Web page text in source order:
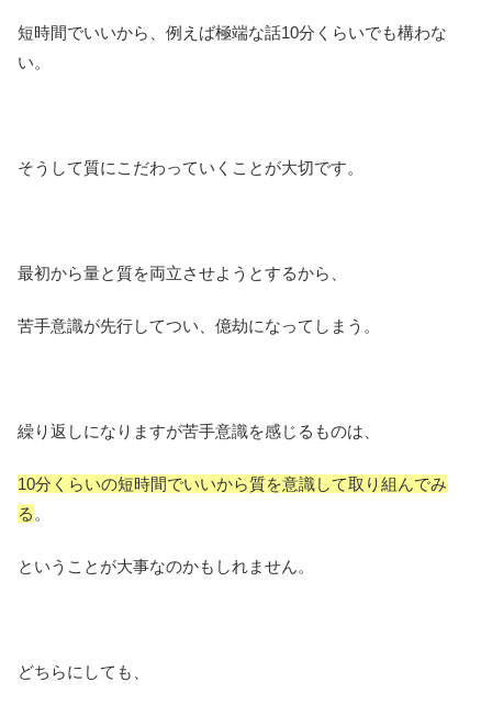
短時間でいいから、例えば極端な話10分くらいでも構わな
い。
そうして質にこだわっていくことが大切です。
最初から量と質を両立させようとするから、
苦手意識が先行してつい、億劫になってしまう。
繰り返しになりますが苦手意識を感じるものは、
10分くらいの短時間でいいから質を意識して取り組んでみ
る 。
ということが大事なのかもしれません。
どちらにしても、